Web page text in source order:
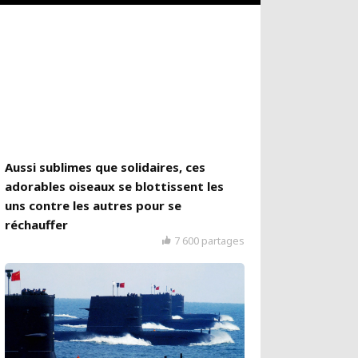
Aussi sublimes que solidaires, ces
adorables oiseaux se blottissent les
uns contre les autres pour se
réchauffer
7 600 partages